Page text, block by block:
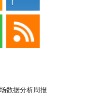
数据分析周报